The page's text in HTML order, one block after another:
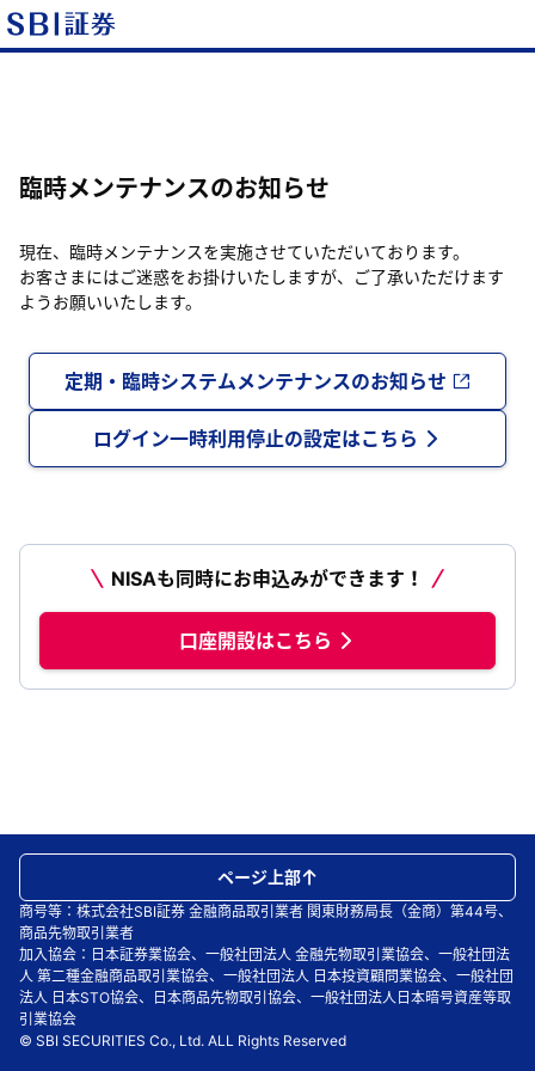
臨時メンテナンスのお知らせ
現在、臨時メンテナンスを実施させていただいております。
お客さまにはご迷惑をお掛けいたしますが、ご了承いただけます
ようお願いいたします。
定期・臨時システムメンテナンスのお知らせ
ログイン一時利用停止の設定はこちら
NISAも同時にお申込みができます！
口座開設はこちら
商号等：株式会社SBI証券 金融商品取引業者 関東財務局長（金商）第44号、
商品先物取引業者
加入協会：日本証券業協会、一般社団法人 金融先物取引業協会、一般社団法
人 第二種金融商品取引業協会、一般社団法人 日本投資顧問業協会、一般社団
法人 日本STO協会、日本商品先物取引協会、一般社団法人日本暗号資産等取
引業協会
© SBI SECURITIES Co., Ltd. ALL Rights Reserved
ページ上部